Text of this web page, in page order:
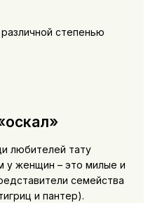
степенью
любителей тату
у женщин – это милые и
семейства
и пантер).